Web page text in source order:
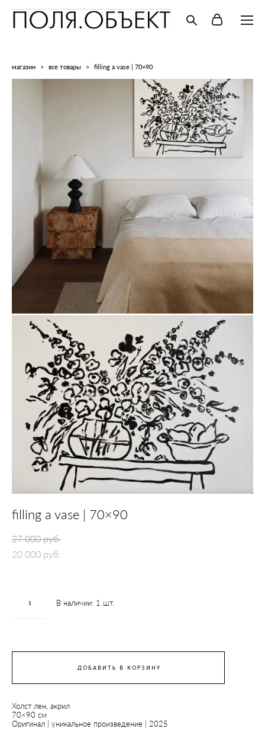
магазин > все товары > filling a vase | 70×90
filling a vase | 70×90
27 000 pуб.
20 000 pуб.
В наличии: 1 шт.
ДОБАВИТЬ В КОРЗИНУ
Холст лен, акрил
70×90 см
Оригинал | уникальное произведение | 2025